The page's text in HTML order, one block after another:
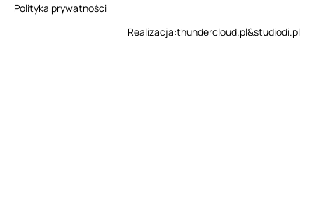
Polityka prywatności
studiodi.pl
&
thundercloud.pl
Realizacja: